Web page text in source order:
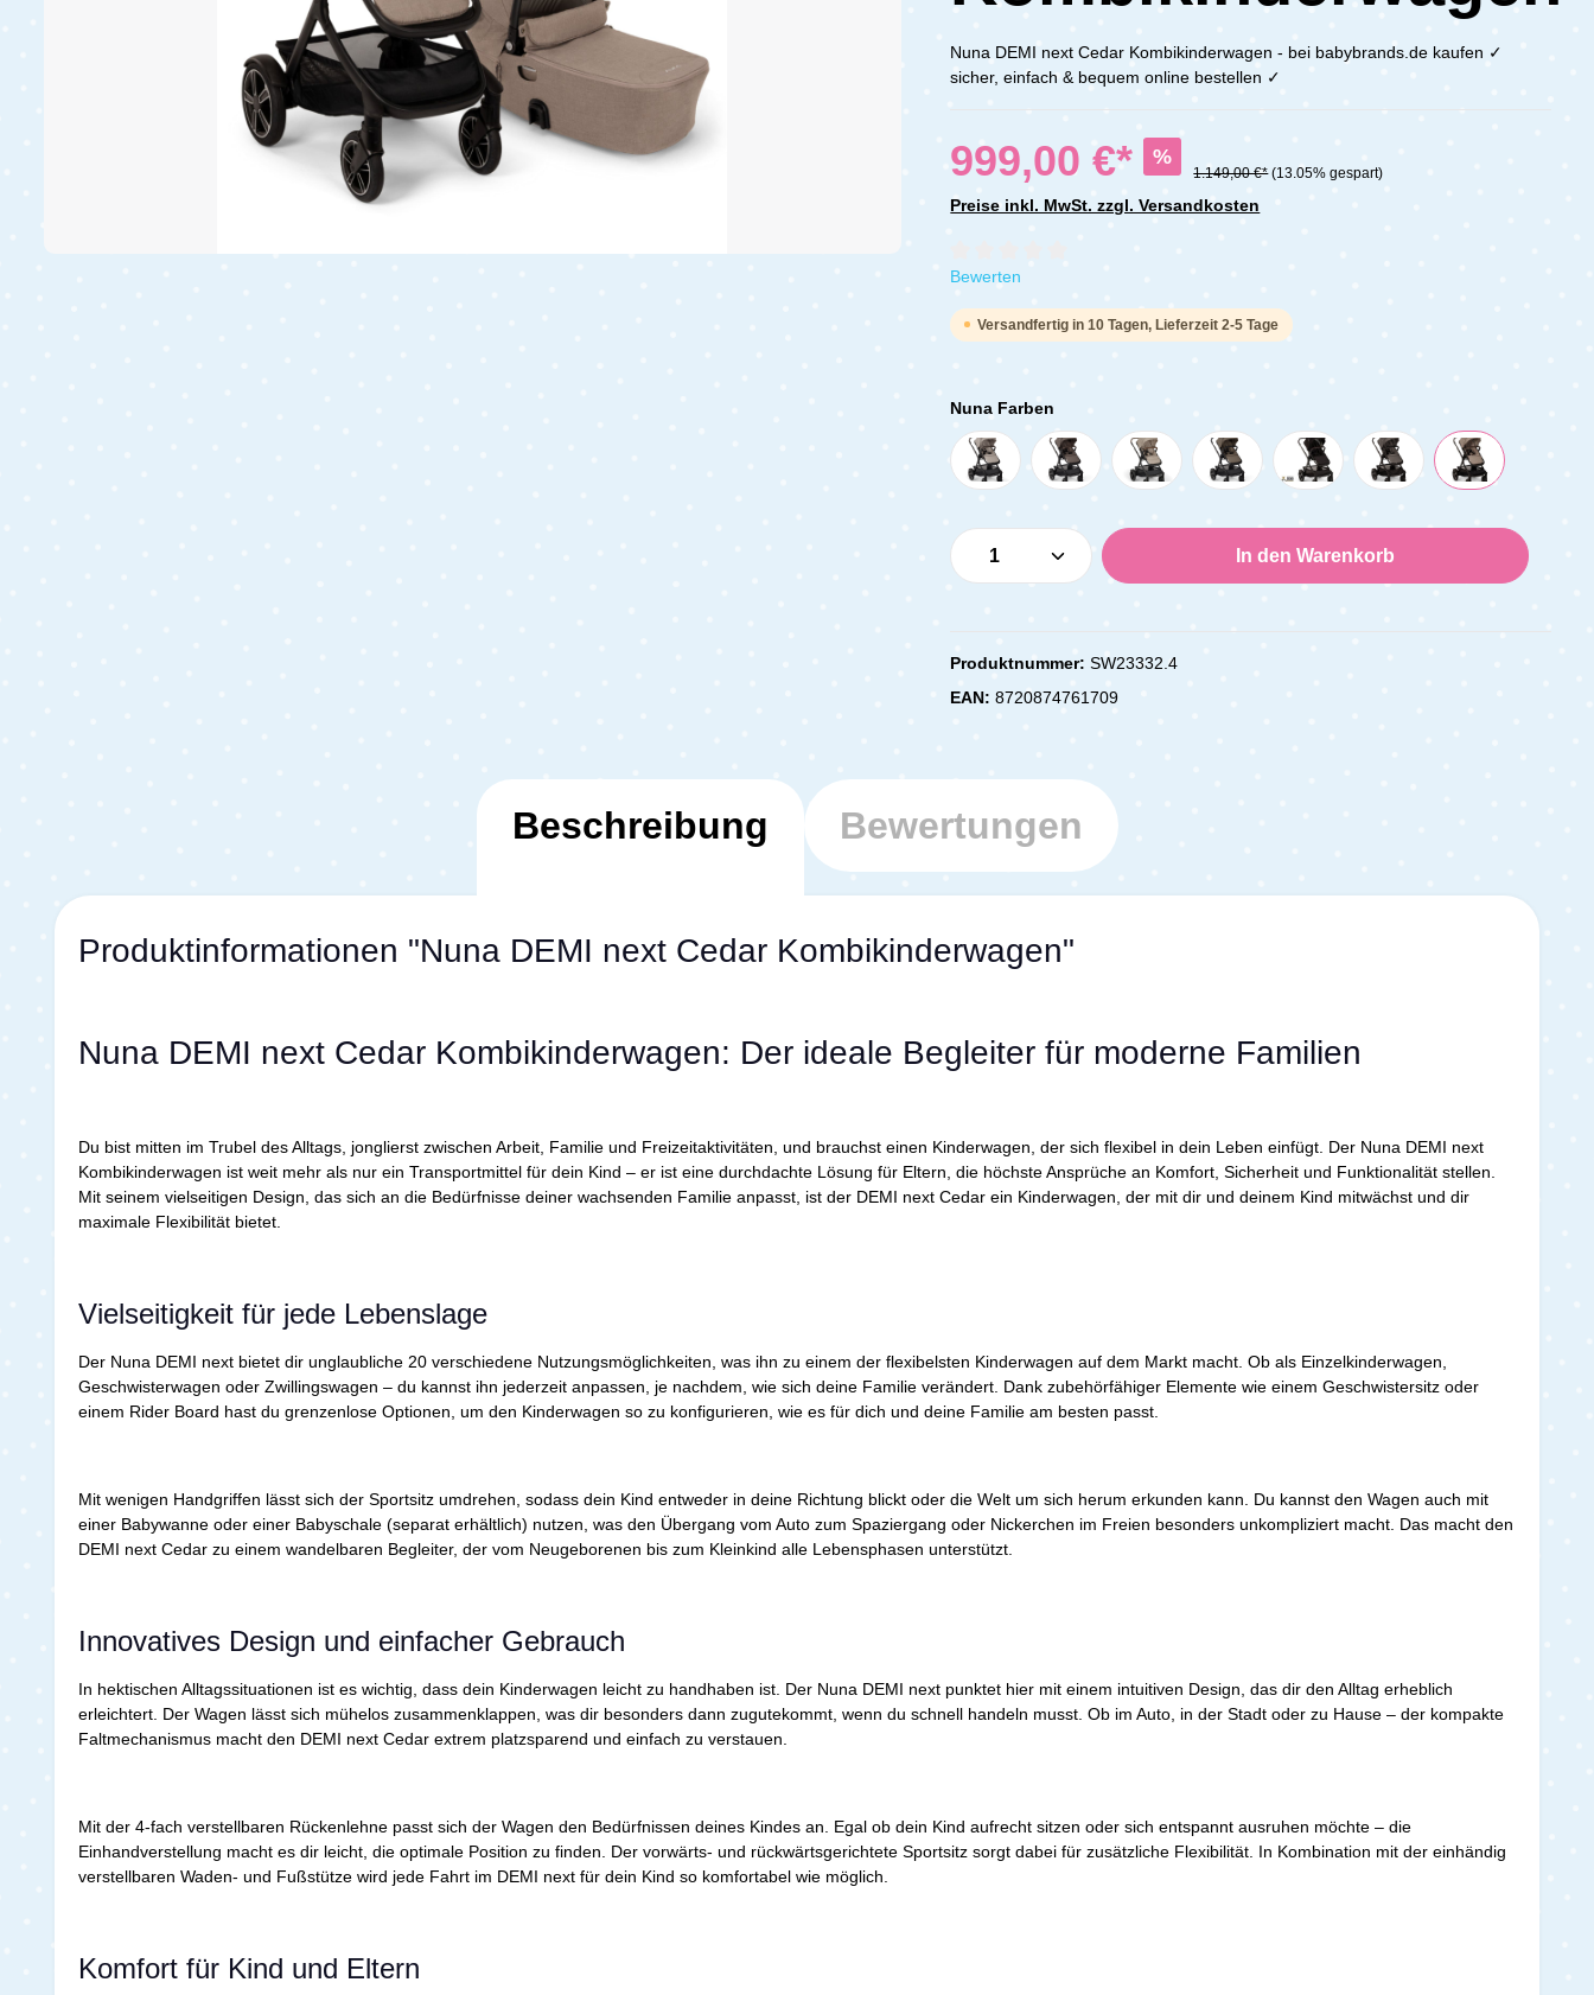
Nuna DEMI next Cedar Kombikinderwagen - bei babybrands.de kaufen ✓
sicher, einfach & bequem online bestellen ✓
999,00 €* %
1.149,00 €* (13.05% gespart)
Preise inkl. MwSt. zzgl. Versandkosten
Durchschnittliche Bewertung von 0 von 5 Sternen
Bewerten
Versandfertig in 10 Tagen, Lieferzeit 2-5 Tage
Nuna Farben
Produkt Anzahl: Gib den gewünschten Wert ein
In den Warenkorb
Produktnummer:SW23332.4
EAN:8720874761709
Beschreibung Bewertungen
Produktinformationen "Nuna DEMI next Cedar Kombikinderwagen"
Nuna DEMI next Cedar Kombikinderwagen: Der ideale Begleiter für moderne Familien
Du bist mitten im Trubel des Alltags, jonglierst zwischen Arbeit, Familie und Freizeitaktivitäten, und brauchst einen Kinderwagen, der sich flexibel in dein Leben einfügt. Der Nuna DEMI next
Kombikinderwagen ist weit mehr als nur ein Transportmittel für dein Kind – er ist eine durchdachte Lösung für Eltern, die höchste Ansprüche an Komfort, Sicherheit und Funktionalität stellen.
Mit seinem vielseitigen Design, das sich an die Bedürfnisse deiner wachsenden Familie anpasst, ist der DEMI next Cedar ein Kinderwagen, der mit dir und deinem Kind mitwächst und dir
maximale Flexibilität bietet.
Vielseitigkeit für jede Lebenslage
Der Nuna DEMI next bietet dir unglaubliche 20 verschiedene Nutzungsmöglichkeiten, was ihn zu einem der flexibelsten Kinderwagen auf dem Markt macht. Ob als Einzelkinderwagen,
Geschwisterwagen oder Zwillingswagen – du kannst ihn jederzeit anpassen, je nachdem, wie sich deine Familie verändert. Dank zubehörfähiger Elemente wie einem Geschwistersitz oder
einem Rider Board hast du grenzenlose Optionen, um den Kinderwagen so zu konfigurieren, wie es für dich und deine Familie am besten passt.
Mit wenigen Handgriffen lässt sich der Sportsitz umdrehen, sodass dein Kind entweder in deine Richtung blickt oder die Welt um sich herum erkunden kann. Du kannst den Wagen auch mit
einer Babywanne oder einer Babyschale (separat erhältlich) nutzen, was den Übergang vom Auto zum Spaziergang oder Nickerchen im Freien besonders unkompliziert macht. Das macht den
DEMI next Cedar zu einem wandelbaren Begleiter, der vom Neugeborenen bis zum Kleinkind alle Lebensphasen unterstützt.
Innovatives Design und einfacher Gebrauch
In hektischen Alltagssituationen ist es wichtig, dass dein Kinderwagen leicht zu handhaben ist. Der Nuna DEMI next punktet hier mit einem intuitiven Design, das dir den Alltag erheblich
erleichtert. Der Wagen lässt sich mühelos zusammenklappen, was dir besonders dann zugutekommt, wenn du schnell handeln musst. Ob im Auto, in der Stadt oder zu Hause – der kompakte
Faltmechanismus macht den DEMI next Cedar extrem platzsparend und einfach zu verstauen.
Mit der 4-fach verstellbaren Rückenlehne passt sich der Wagen den Bedürfnissen deines Kindes an. Egal ob dein Kind aufrecht sitzen oder sich entspannt ausruhen möchte – die
Einhandverstellung macht es dir leicht, die optimale Position zu finden. Der vorwärts- und rückwärtsgerichtete Sportsitz sorgt dabei für zusätzliche Flexibilität. In Kombination mit der einhändig
verstellbaren Waden- und Fußstütze wird jede Fahrt im DEMI next für dein Kind so komfortabel wie möglich.
Komfort für Kind und Eltern